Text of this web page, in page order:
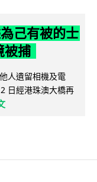
己有被的士
被捕
人遺留相機及電
日經港珠澳大橋再